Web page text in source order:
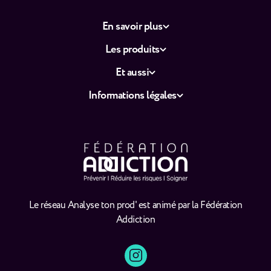
Le réseau Analyse ton prod' est animé par la Fédération
Addiction
En savoir plus
Les produits
Et aussi
Informations légales